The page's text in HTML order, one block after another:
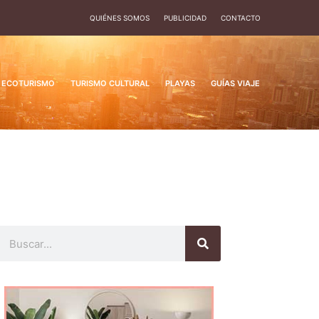
QUIÉNES SOMOS PUBLICIDAD CONTACTO
ECOTURISMO TURISMO CULTURAL PLAYAS GUÍAS VIAJE